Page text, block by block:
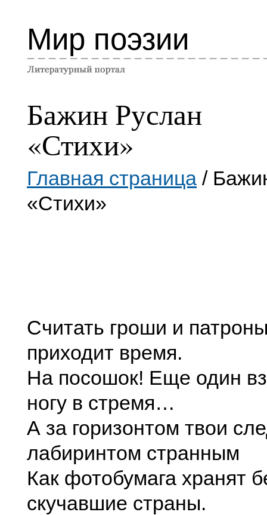
Мир поэзии
Бажин Руслан
«Стихи»
Главная страница /
«Стихи»
Считать гроши и
приходит время.
На посошок! Еще один
ногу в стремя…
А за горизонтом твои
лабиринтом странным
Как фотобумага хранят
скучавшие страны.